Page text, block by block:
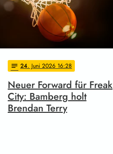
notes 24. Juni 2026 16:28
Neuer Forward für Freak
City: Bamberg holt
Brendan Terry